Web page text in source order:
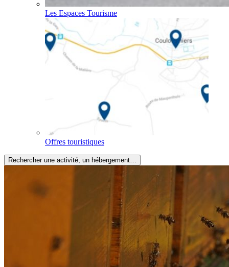
Les Espaces Tourisme
Offres touristiques
Rechercher une activité, un hébergement…